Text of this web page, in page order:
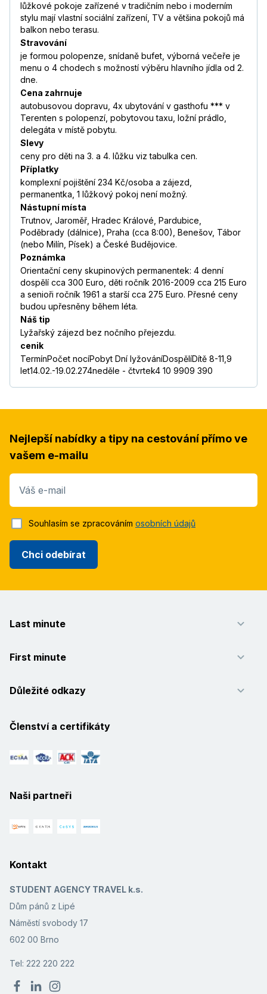
lůžkové pokoje zařízené v tradičním nebo i moderním
stylu mají vlastní sociální zařízení, TV a většina pokojů má
balkon nebo terasu.
Stravování
je formou polopenze, snídaně bufet, výborná večeře je
menu o 4 chodech s možností výběru hlavního jídla od 2.
dne.
Cena zahrnuje
autobusovou dopravu, 4x ubytování v gasthofu *** v
Terenten s polopenzí, pobytovou taxu, ložní prádlo,
delegáta v místě pobytu.
Slevy
ceny pro děti na 3. a 4. lůžku viz tabulka cen.
Příplatky
komplexní pojištění 234 Kč/osoba a zájezd,
permanentka, 1 lůžkový pokoj není možný.
Nástupní místa
Trutnov, Jaroměř, Hradec Králové, Pardubice,
Poděbrady (dálnice), Praha (cca 8:00), Benešov, Tábor
(nebo Milín, Písek) a České Budějovice.
Poznámka
Orientační ceny skupinových permanentek: 4 denní
dospělí cca 300 Euro, děti ročník 2016-2009 cca 215 Euro
a senioři ročník 1961 a starší cca 275 Euro. Přesné ceny
budou upřesněny během léta.
Náš tip
Lyžařský zájezd bez nočního přejezdu.
cenik
TermínPočet nocíPobyt Dní lyžováníDospělíDítě 8-11,9
let14.02.-19.02.274neděle - čtvrtek4 10 9909 390
Nejlepší nabídky a tipy na cestování přímo ve
vašem e-mailu
Váš e-mail
Chci odebírat
Souhlasím se zpracováním osobních údajů
Last minute
First minute
Důležité odkazy
Členství a certifikáty
Naši partneři
Kontakt
STUDENT AGENCY TRAVEL k.s.
Dům pánů z Lipé
Náměstí svobody 17
602 00 Brno
Tel: 222 220 222